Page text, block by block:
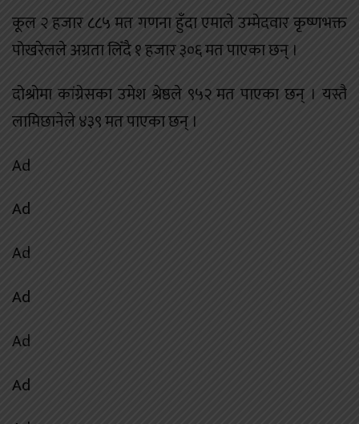
कूल २ हजार ८८५ मत गणना हुँदा एमाले उम्मेदवार कृष्णभक्त
पोखरेलले अग्रता लिँदै १ हजार ३०६ मत पाएका छन् ।
दोश्रोमा कांग्रेसका उमेश श्रेष्ठले ९५२ मत पाएका छन् । यस्तै
लामिछानेले ४३९ मत पाएका छन् ।
Ad
Ad
Ad
Ad
Ad
Ad